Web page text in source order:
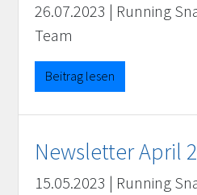
26.07.2023 | Running
Team
Beitrag lesen
Newsletter April
15.05.2023 | Running